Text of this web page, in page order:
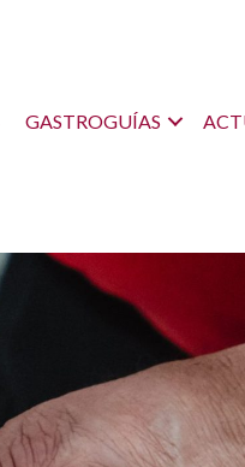
GASTROGUÍAS